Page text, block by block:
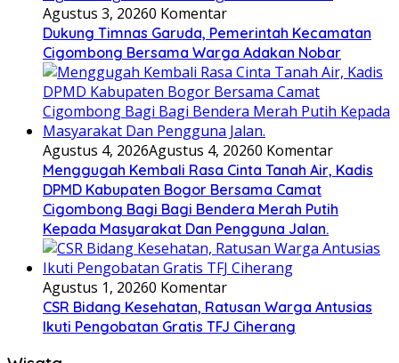
Agustus 3, 20260 Komentar
Dukung Timnas Garuda, Pemerintah Kecamatan
Cigombong Bersama Warga Adakan Nobar
Agustus 4, 2026Agustus 4, 20260 Komentar
Menggugah Kembali Rasa Cinta Tanah Air, Kadis
DPMD Kabupaten Bogor Bersama Camat
Cigombong Bagi Bagi Bendera Merah Putih
Kepada Masyarakat Dan Pengguna Jalan.
Agustus 1, 20260 Komentar
CSR Bidang Kesehatan, Ratusan Warga Antusias
Ikuti Pengobatan Gratis TFJ Ciherang